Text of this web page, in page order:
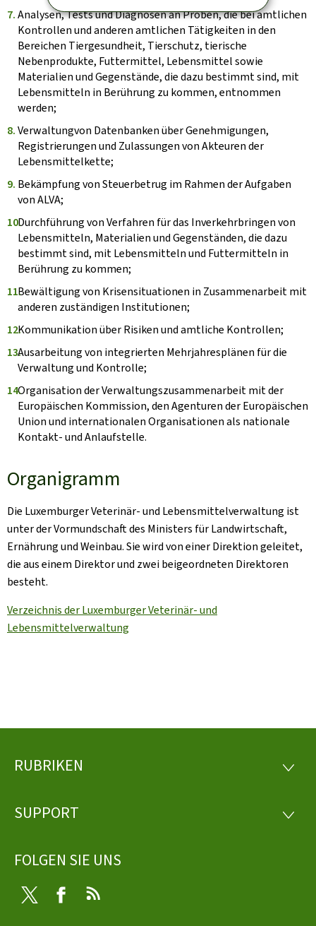
Analysen, Tests und Diagnosen an Proben, die bei amtlichen
Kontrollen und anderen amtlichen Tätigkeiten in den
Bereichen Tiergesundheit, Tierschutz, tierische
Nebenprodukte, Futtermittel, Lebensmittel sowie
Materialien und Gegenstände, die dazu bestimmt sind, mit
Lebensmitteln in Berührung zu kommen, entnommen
werden;
Verwaltungvon Datenbanken über Genehmigungen,
Registrierungen und Zulassungen von Akteuren der
Lebensmittelkette;
Bekämpfung von Steuerbetrug im Rahmen der Aufgaben
von ALVA;
Durchführung von Verfahren für das Inverkehrbringen von
Lebensmitteln, Materialien und Gegenständen, die dazu
bestimmt sind, mit Lebensmitteln und Futtermitteln in
Berührung zu kommen;
Bewältigung von Krisensituationen in Zusammenarbeit mit
anderen zuständigen Institutionen;
Kommunikation über Risiken und amtliche Kontrollen;
Ausarbeitung von integrierten Mehrjahresplänen für die
Verwaltung und Kontrolle;
Organisation der Verwaltungszusammenarbeit mit der
Europäischen Kommission, den Agenturen der Europäischen
Union und internationalen Organisationen als nationale
Kontakt- und Anlaufstelle.
Organigramm
Die Luxemburger Veterinär- und Lebensmittelverwaltung ist
unter der Vormundschaft des Ministers für Landwirtschaft,
Ernährung und Weinbau. Sie wird von einer Direktion geleitet,
die aus einem Direktor und zwei beigeordneten Direktoren
besteht.
Verzeichnis der Luxemburger Veterinär- und
Lebensmittelverwaltung
Footer
RUBRIKEN
SUPPORT
FOLGEN SIE UNS
Twitter Facebook